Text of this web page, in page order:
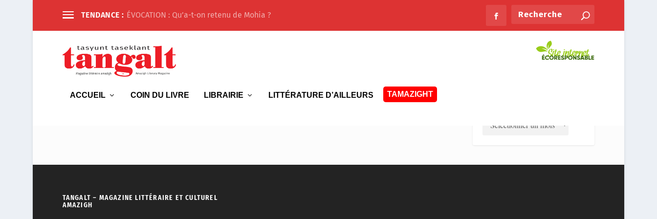
TENDANCE : ÉVOCATION : Qu’a-t-on retenu de Mohia ?
ACCUEIL COIN DU LIVRE LIBRAIRIE LITTÉRATURE D’AILLEURS TAMAZIGHT
TANGALT – MAGAZINE LITTÉRAIRE ET CULTUREL
AMAZIGH